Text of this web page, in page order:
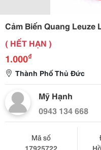
Cảm Biến Quang Leuze
( HẾT HẠN )
1.000₫
Thành Phố Thủ Đức
Mỹ Hạnh
0943 134 668
Mã số
17925722